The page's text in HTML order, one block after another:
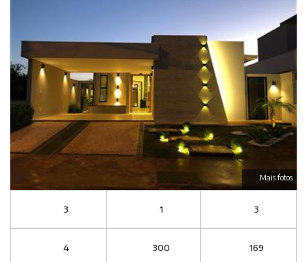
Mais fotos
3 1 3
4 300 169